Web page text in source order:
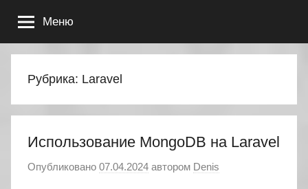
содержимому
Меню
Рубрика: Laravel
Использование MongoDB на Laravel
Опубликовано 07.04.2024 автором Denis